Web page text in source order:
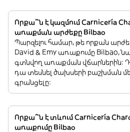
Որքա՞ն է կազմում Carnicería
առաքման արժեքը Bilbao
Պարզելու համար, թե որքան
David & Emy առաքումը Bilbao,
գտնվող առաքման վճարներին:
դա տեսնել ծախսերի բաշխման
գրանցելը:
Որքա՞ն է տևում Carnicería
առաքումը Bilbao